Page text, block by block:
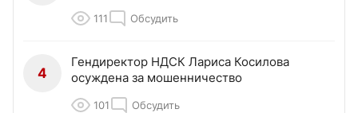
111 Обсудить
4
Гендиректор НДСК Лариса Косилова
осуждена за мошенничество
101 Обсудить